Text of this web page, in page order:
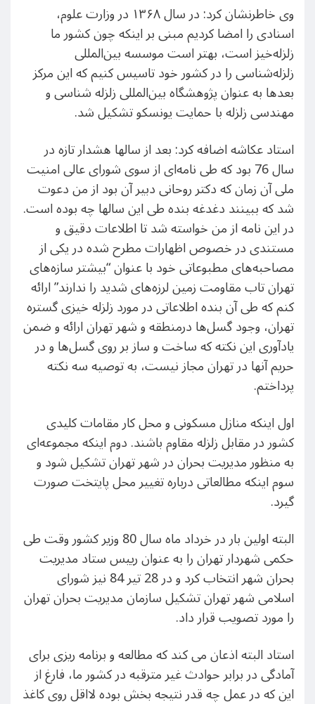
وی خاطرنشان کرد: در سال ۱۳۶۸ در وزارت علوم،
اسنادی را امضا کردیم مبنی بر اینکه چون کشور ما
زلزله‌خیز است، بهتر است موسسه بین‌المللی
زلزله‌شناسی را در کشور خود تاسیس کنیم که این مرکز
بعدها به عنوان پژوهشگاه بین‌المللی زلزله شناسی و
مهندسی زلزله با حمایت یونسکو تشکیل شد.
استاد عکاشه اضافه کرد: بعد از سالها هشدار تازه در
سال 76 بود که طی نامه‌ای از سوی شورای‌ عالی امنیت
ملی آن زمان که دکتر روحانی دبیر آن بود از من دعوت
شد که ببینند دغدغه بنده طی این سالها چه بوده است.
در این نامه‌ از من خواسته شد تا اطلاعات دقیق و
مستندی در خصوص اظهارات مطرح شده در یکی از
مصاحبه‌های مطبوعاتی خود با عنوان “بیشتر سازه‌های
تهران تاب مقاومت زمین لرزه‌های شدید را ندارند” ارائه
کنم که طی آن بنده اطلاعاتی در مورد زلزله خیزی گستره
تهران، وجود گسل‌ها درمنطقه و شهر تهران ارائه و ضمن
یادآوری این نکته که ساخت و ساز بر روی گسل‌ها و در
حریم آنها در تهران مجاز نیست، به توصیه سه نکته
پرداختم.
اول اینکه منازل مسکونی و محل کار مقامات کلیدی
کشور در مقابل زلزله مقاوم باشند. دوم اینکه مجموعه‌ای
به منظور مدیریت بحران در شهر تهران‌ تشکیل شود و
سوم اینکه مطالعاتی درباره تغییر محل پایتخت صورت
گیرد.
البته اولین بار در خرداد ماه سال 80 وزیر کشور وقت طی
حکمی شهردار تهران را به عنوان رییس ستاد مدیریت
بحران شهر انتخاب کرد و در 28 تیر 84 نیز شورای
اسلامی شهر تهران تشکیل سازمان مدیریت بحران تهران
را مورد تصویب قرار داد.
استاد البته اذعان می کند که مطالعه و برنامه ریزی برای
آمادگی در برابر حوادث غیر مترقبه در کشور ما، فارغ از
این که در عمل چه قدر نتیجه بخش بوده لااقل روی کاغذ